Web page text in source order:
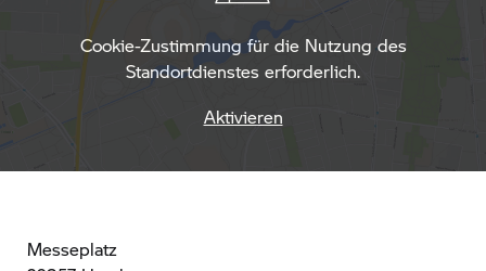
Cookie-Zustimmung für die Nutzung des
Standortdienstes erforderlich.
Aktivieren
Messeplatz